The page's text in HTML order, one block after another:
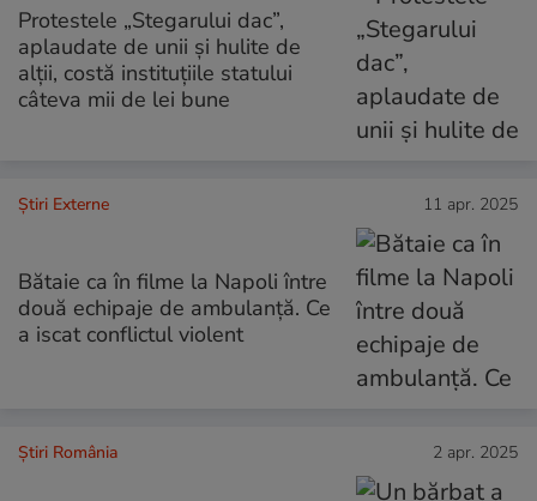
Protestele „Stegarului dac”,
aplaudate de unii și hulite de
alții, costă instituțiile statului
câteva mii de lei bune
Știri Externe 11 apr. 2025
Bătaie ca în filme la Napoli între
două echipaje de ambulanță. Ce
a iscat conflictul violent
Știri România 2 apr. 2025